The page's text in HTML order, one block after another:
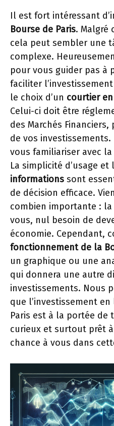
Il est fort intéressant
Bourse de Paris. Malgré
cela peut sembler une
complexe.
pour vous guider pas à
faciliter
le choix d’un courtier
Celui-ci doit être
des Marchés
de vos
vous familiariser avec
La simplicité d’usage et
informations sont
de décision efficace.
combien importante : la
vous, nul besoin de
économie. Cependant,
fonctionnement de la
un graphique ou une
qui donnera une autre
investissements. Nous
que l’investissement
Paris est à la portée
curieux et surtout prêt
chance à vous dans